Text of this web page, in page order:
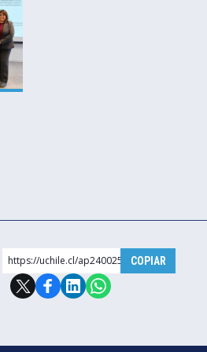
https://uchile.cl/ap240025 COPIAR